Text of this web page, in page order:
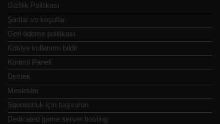
Gizlilik Politikası
Şartlar ve koşullar
Geri ödeme politikası
Kötüye kullanımı bildir
Kontrol Paneli
Destek
Meslekler
Sponsorluk için başvurun
Dedicated game server hosting